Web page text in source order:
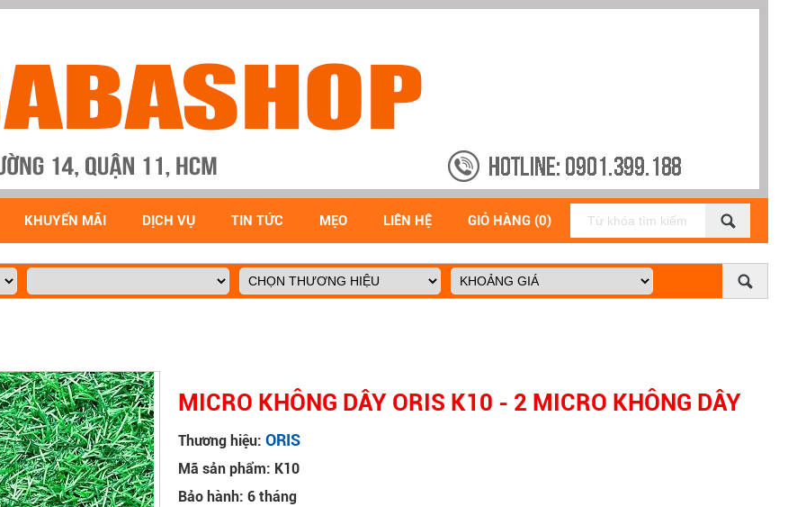
KHUYẾN MÃI DỊCH VỤ TIN TỨC MẸO LIÊN HỆ GIỎ HÀNG (0)
MICRO KHÔNG DÂY ORIS K10 - 2 MICRO KHÔNG DÂY
Thương hiệu:ORIS
Mã sản phẩm: K10
Bảo hành: 6 tháng